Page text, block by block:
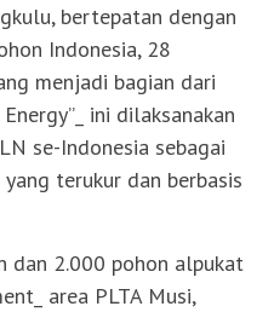
bertepatan dengan
Indonesia, 28
menjadi bagian dari
ini dilaksanakan
se-Indonesia sebagai
terukur dan berbasis
dan 2.000 pohon alpukat
area PLTA Musi,